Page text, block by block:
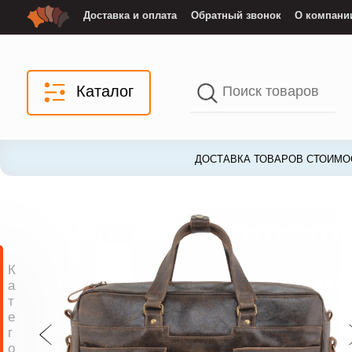
Доставка и оплата Обратный звонок О
Каталог
ДОСТАВКА ТОВАРОВ
К
а
т
е
г
о